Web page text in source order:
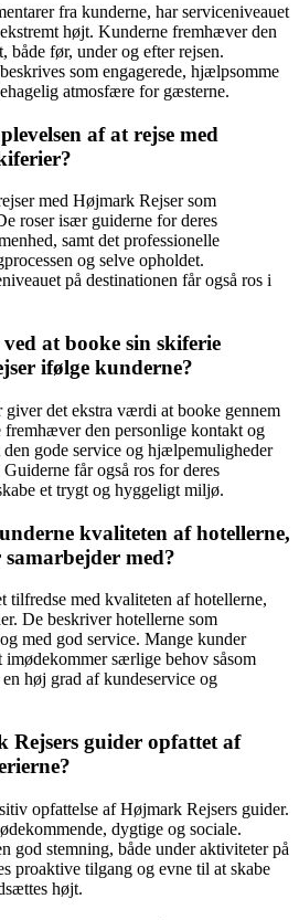
fra kunderne, har serviceniveauet
højt. Kunderne fremhæver den
både før, under og efter rejsen.
som engagerede, hjælpsomme
atmosfære for gæsterne.
af at rejse med
med Højmark Rejser som
roser især guiderne for deres
samt det professionelle
og selve opholdet.
på destinationen får også ros i
at booke sin skiferie
ifølge kunderne?
det ekstra værdi at booke gennem
den personlige kontakt og
gode service og hjælpemuligheder
får også ros for deres
et trygt og hyggeligt miljø.
kvaliteten af hotellerne,
med?
tilfredse med kvaliteten af hotellerne,
De beskriver hotellerne som
med god service. Mange kunder
særlige behov såsom
høj grad af kundeservice og
guider opfattet af
opfattelse af Højmark Rejsers guider.
dygtige og sociale.
god stemning, både under aktiviteter på
proaktive tilgang og evne til at skabe
højt.